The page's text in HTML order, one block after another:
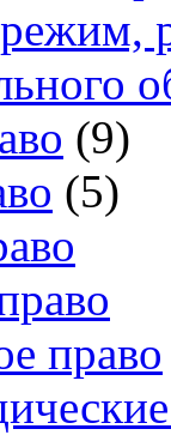
(9)
(5)
право